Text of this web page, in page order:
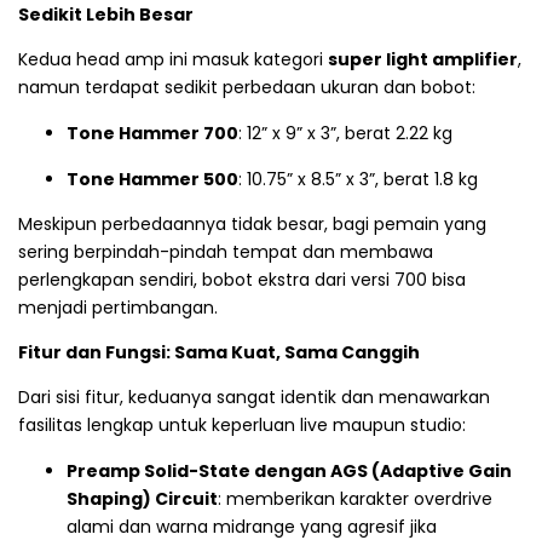
Sedikit Lebih Besar
Kedua head amp ini masuk kategori super light amplifier,
namun terdapat sedikit perbedaan ukuran dan bobot:
Tone Hammer 700: 12” x 9” x 3”, berat 2.22 kg
Tone Hammer 500: 10.75” x 8.5” x 3”, berat 1.8 kg
Meskipun perbedaannya tidak besar, bagi pemain yang
sering berpindah-pindah tempat dan membawa
perlengkapan sendiri, bobot ekstra dari versi 700 bisa
menjadi pertimbangan.
Fitur dan Fungsi: Sama Kuat, Sama Canggih
Dari sisi fitur, keduanya sangat identik dan menawarkan
fasilitas lengkap untuk keperluan live maupun studio:
Preamp Solid-State dengan AGS (Adaptive Gain
Shaping) Circuit: memberikan karakter overdrive
alami dan warna midrange yang agresif jika